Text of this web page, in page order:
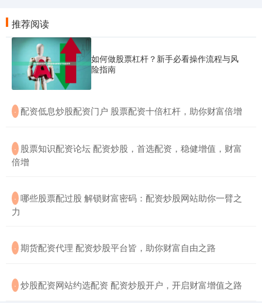
推荐阅读
如何做股票杠杆？新手必看操作流程与风
险指南
· ​配资低息炒股配资门户 股票配资十倍杠杆，助你财富倍增
· ​股票知识配资论坛 配资炒股，首选配资，稳健增值，财富
倍增
· ​哪些股票配过股 解锁财富密码：配资炒股网站助你一臂之
力
· ​期货配资代理 配资炒股平台皆，助你财富自由之路
· ​炒股配资网站约选配资 配资炒股开户，开启财富增值之路